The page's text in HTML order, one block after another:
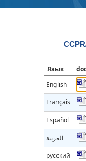
Язык
English
Français
Español
العربية
русский